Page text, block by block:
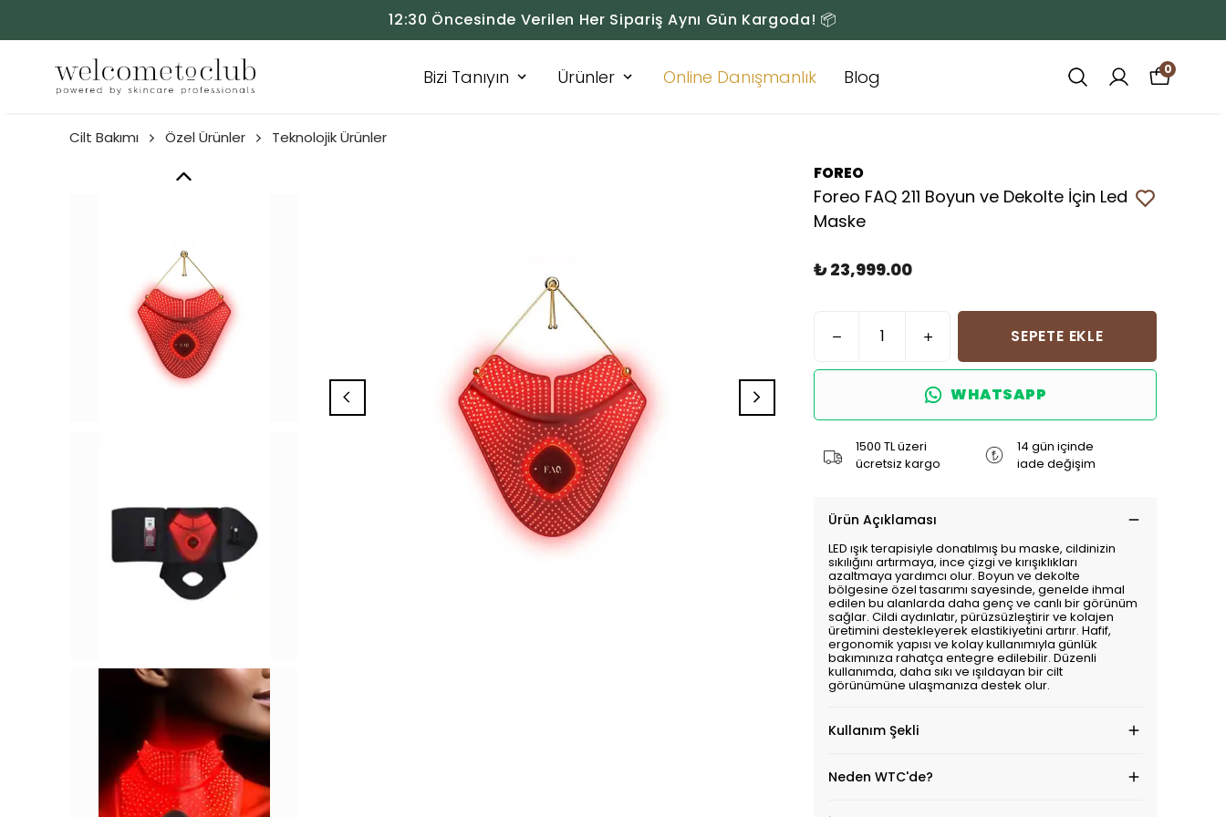
12:30 Öncesinde Verilen Her Sipariş Aynı Gün Kargoda! 📦
Bizi Tanıyın Ürünler Online Danışmanlık Blog 0
Cilt Bakımı Özel Ürünler Teknolojik Ürünler
FOREO
Foreo FAQ 211 Boyun ve Dekolte İçin Led
Maske
₺ 23,999.00
SEPETE EKLE
WHATSAPP
1500 TL üzeri
ücretsiz kargo
14 gün içinde
iade değişim
Ürün Açıklaması
LED ışık terapisiyle donatılmış bu maske, cildinizin
sıkılığını artırmaya, ince çizgi ve kırışıklıkları
azaltmaya yardımcı olur. Boyun ve dekolte
bölgesine özel tasarımı sayesinde, genelde ihmal
edilen bu alanlarda daha genç ve canlı bir görünüm
sağlar. Cildi aydınlatır, pürüzsüzleştirir ve kolajen
üretimini destekleyerek elastikiyetini artırır. Hafif,
ergonomik yapısı ve kolay kullanımıyla günlük
bakımınıza rahatça entegre edilebilir. Düzenli
kullanımda, daha sıkı ve ışıldayan bir cilt
görünümüne ulaşmanıza destek olur.
Kullanım Şekli
Neden WTC'de?